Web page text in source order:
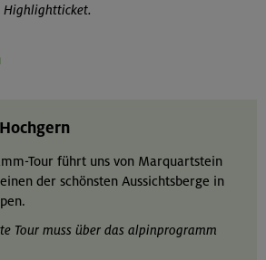
Highlightticket.
Tour führt uns von Marquartstein
der schönsten Aussichtsberge in
Tour muss über das alpinprogramm